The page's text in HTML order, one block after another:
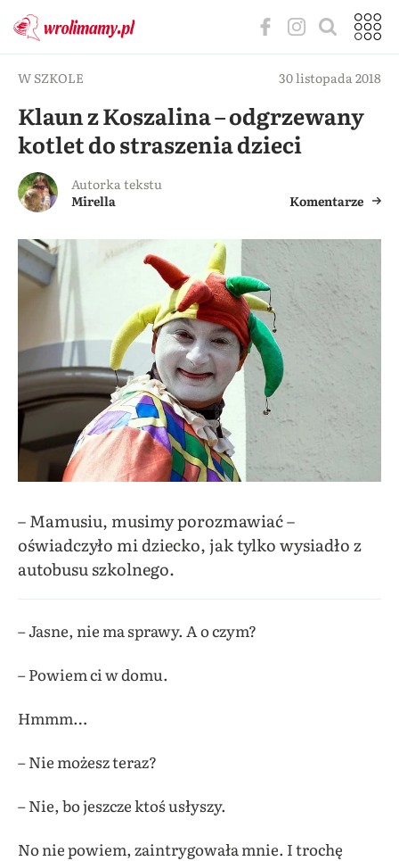
W SZKOLE 30 listopada 2018
Klaun z Koszalina – odgrzewany
kotlet do straszenia dzieci
Autorka tekstu
Mirella
Komentarze
– Mamusiu, musimy porozmawiać –
oświadczyło mi dziecko, jak tylko wysiadło z
autobusu szkolnego.
–Jasne, nie ma sprawy. A o czym?
– Powiem ci w domu.
Hmmm…
– Nie możesz teraz?
– Nie, bo jeszcze ktoś usłyszy.
No nie powiem, zaintrygowała mnie. I trochę